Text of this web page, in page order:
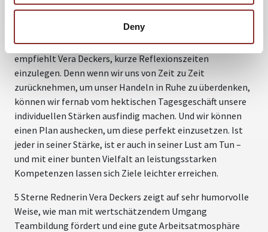
Deny
Um den Verschlimmbesserungen zu entkommen,
empfiehlt Vera Deckers, kurze Reflexionszeiten
einzulegen. Denn wenn wir uns von Zeit zu Zeit
zurücknehmen, um unser Handeln in Ruhe zu überdenken,
können wir fernab vom hektischen Tagesgeschäft unsere
individuellen Stärken ausfindig machen. Und wir können
einen Plan aushecken, um diese perfekt einzusetzen. Ist
jeder in seiner Stärke, ist er auch in seiner Lust am Tun –
und mit einer bunten Vielfalt an leistungsstarken
Kompetenzen lassen sich Ziele leichter erreichen.
5 Sterne Rednerin Vera Deckers zeigt auf sehr humorvolle
Weise, wie man mit wertschätzendem Umgang
Teambildung fördert und eine gute Arbeitsatmosphäre